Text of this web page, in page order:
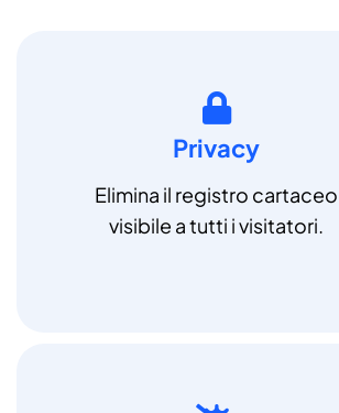
Privacy
Elimina il registro cartaceo
visibile a tutti i visitatori.